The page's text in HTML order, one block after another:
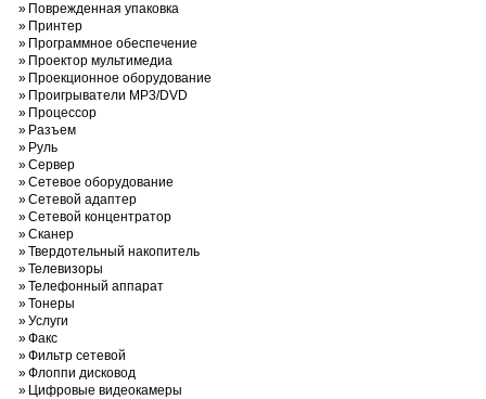
» Поврежденная упаковка
» Принтер
» Программное обеспечение
» Проектор мультимедиа
» Проекционное оборудование
» Проигрыватели MP3/DVD
» Процессор
» Разъем
» Руль
»Сервер
»Сетевое оборудование
»Сетевой адаптер
»Сетевой концентратор
»Сканер
»Твердотельный накопитель
»Телевизоры
»Телефонный аппарат
»Тонеры
»Услуги
»Факс
»Фильтр сетевой
»Флоппи дисковод
» Цифровые видеокамеры